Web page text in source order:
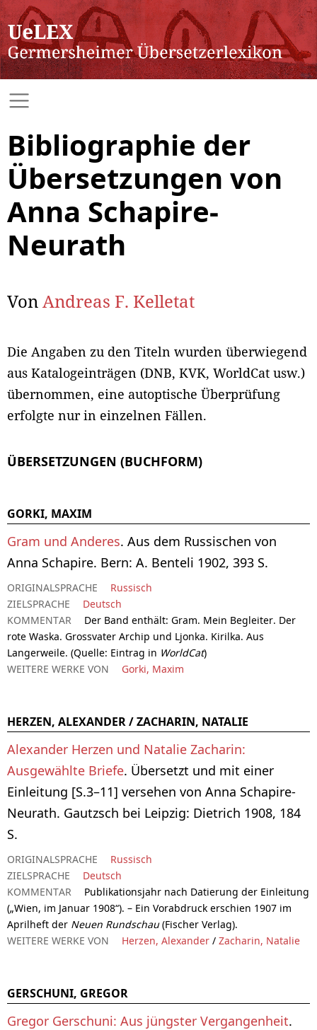
Bibliographie der
Übersetzungen von
Anna Schapire-
Neurath
VonAndreas F. Kelletat
Die Angaben zu den Titeln wurden überwiegend
aus Katalogeinträgen (DNB, KVK, WorldCat usw.)
übernommen, eine autoptische Überprüfung
erfolgte nur in einzelnen Fällen.
ÜBERSETZUNGEN (BUCHFORM)
GORKI, MAXIM
Gram und Anderes. Aus dem Russischen von
Anna Schapire. Bern: A. Benteli 1902, 393 S.
ORIGINALSPRACHE
Russisch
ZIELSPRACHE
Deutsch
KOMMENTAR
Der Band enthält: Gram. Mein Begleiter. Der
rote Waska. Grossvater Archip und Ljonka. Kirilka. Aus
Langerweile. (Quelle: Eintrag in WorldCat)
WEITERE WERKE VON
Gorki, Maxim
HERZEN, ALEXANDER / ZACHARIN, NATALIE
Alexander Herzen und Natalie Zacharin:
Ausgewählte Briefe. Übersetzt und mit einer
Einleitung [S.3–11] versehen von Anna Schapire-
Neurath. Gautzsch bei Leipzig: Dietrich 1908, 184
S.
ORIGINALSPRACHE
Russisch
ZIELSPRACHE
Deutsch
KOMMENTAR
Publikationsjahr nach Datierung der Einleitung
(„Wien, im Januar 1908“). – Ein Vorabdruck erschien 1907 im
Aprilheft der Neuen Rundschau(Fischer Verlag).
WEITERE WERKE VON
Herzen, Alexander / Zacharin, Natalie
GERSCHUNI, GREGOR
Gregor Gerschuni: Aus jüngster Vergangenheit.